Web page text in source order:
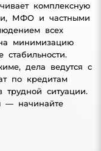
комплексную
МФО и частными
всех
минимизацию
стабильности.
дела ведутся с
по кредитам
ситуации.
— начинайте